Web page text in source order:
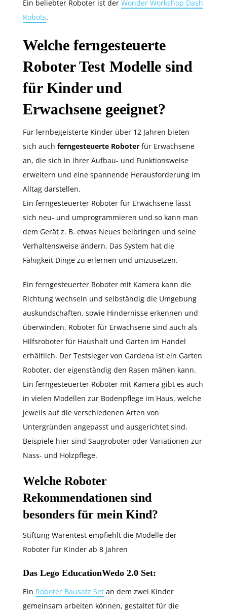
Ein beliebter Roboter ist der Wonder Workshop Dash
Robots.
Welche ferngesteuerte
Roboter Test Modelle sind
für Kinder und
Erwachsene geeignet?
Für lernbegeisterte Kinder über 12 Jahren bieten
sich auch ferngesteuerte Roboter für Erwachsene
an, die sich in ihrer Aufbau- und Funktionsweise
erweitern und eine spannende Herausforderung im
Alltag darstellen.
Ein ferngesteuerter Roboter für Erwachsene lässt
sich neu- und umprogrammieren und so kann man
dem Gerät z. B. etwas Neues beibringen und seine
Verhaltensweise ändern. Das System hat die
Fähigkeit Dinge zu erlernen und umzusetzen.
Ein ferngesteuerter Roboter mit Kamera kann die
Richtung wechseln und selbständig die Umgebung
auskundschaften, sowie Hindernisse erkennen und
überwinden. Roboter für Erwachsene sind auch als
Hilfsroboter für Haushalt und Garten im Handel
erhältlich. Der Testsieger von Gardena ist ein Garten
Roboter, der eigenständig den Rasen mähen kann.
Ein ferngesteuerter Roboter mit Kamera gibt es auch
in vielen Modellen zur Bodenpflege im Haus, welche
jeweils auf die verschiedenen Arten von
Untergründen angepasst und ausgerichtet sind.
Beispiele hier sind Saugroboter oder Variationen zur
Nass- und Holzpflege.
Welche Roboter
Rekommendationen sind
besonders für mein Kind?
Stiftung Warentest empfiehlt die Modelle der
Roboter für Kinder ab 8 Jahren
Das Lego EducationWedo 2.0 Set:
Ein Roboter Bausatz Set an dem zwei Kinder
gemeinsam arbeiten können, gestaltet für die